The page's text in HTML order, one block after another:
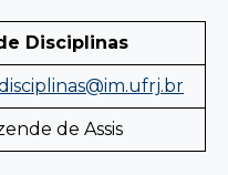
Disciplinas
de Assis